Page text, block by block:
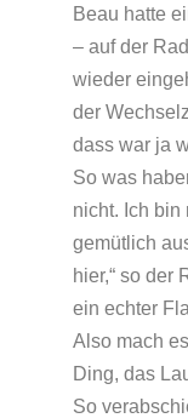
Beau hatte
– auf der
wieder
der
dass war ja
So was
nicht. Ich bin
gemütlich
hier,“ so der
ein echter
Also mach
Ding, das
So